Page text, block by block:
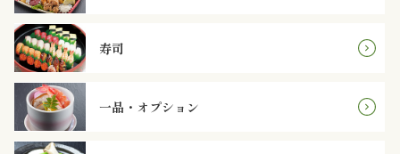
当
会
席
料
寿司
一品・オプション